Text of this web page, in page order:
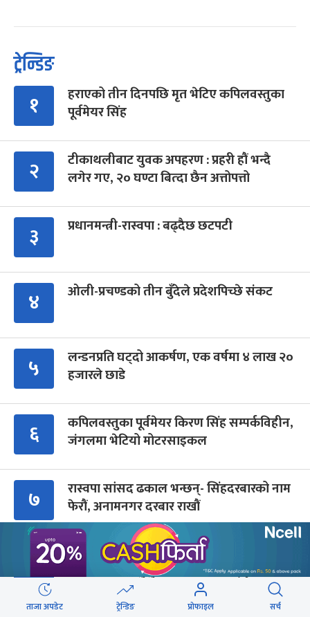
ट्रेन्डिङ
१
हराएको तीन दिनपछि मृत भेटिए कपिलवस्तुका
पूर्वमेयर सिंह
२
टीकाथलीबाट युवक अपहरण : प्रहरी हौं भन्दै
लगेर गए, २० घण्टा बित्दा छैन अत्तोपत्तो
३ प्रधानमन्त्री-रास्वपा : बढ्दैछ छटपटी
४ ओली-प्रचण्डको तीन बुँदेले प्रदेशपिच्छे संकट
५
लन्डनप्रति घट्दो आकर्षण, एक वर्षमा ४ लाख २०
हजारले छाडे
६
कपिलवस्तुका पूर्वमेयर किरण सिंह सम्पर्कविहीन,
जंगलमा भेटियो मोटरसाइकल
७
रास्वपा सांसद ढकाल भन्छन्- सिंहदरबारको नाम
फेरौं, अनामनगर दरबार राखौं
८
पूर्वमेयर सिंहको खोजीमा गौतमबुद्ध
विमानस्थलको कुकुरसमेत परिचालन, ड्रोनबाट
पनि निगरानी
ताजा अपडेट ट्रेन्डिङ प्रोफाइल सर्च